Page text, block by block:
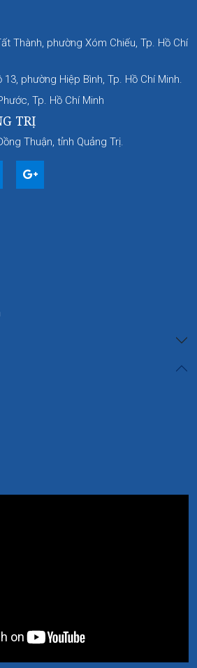
Thành, phường Xóm Chiếu, Tp. Hồ Chí
13, phường Hiệp Bình, Tp. Hồ Chí Minh.
Tp. Hồ Chí Minh
TRỊ
Thuận, tỉnh Quảng Trị.